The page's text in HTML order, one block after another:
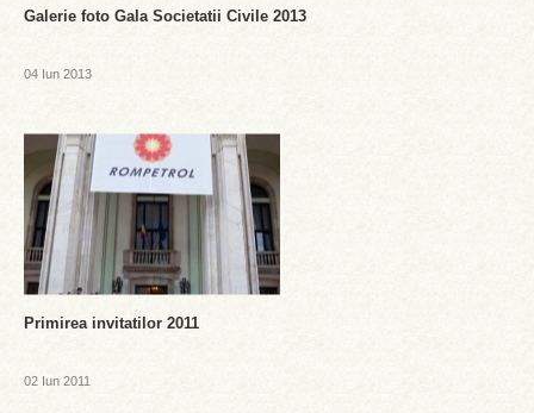
Galerie foto Gala Societatii Civile 2013
04 Iun 2013
Primirea invitatilor 2011
02 Iun 2011